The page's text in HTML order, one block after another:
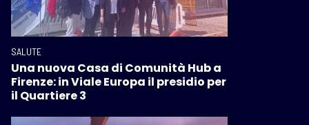
SALUTE
Una nuova Casa di Comunità Hub a
Firenze: in Viale Europa il presidio per
il Quartiere 3